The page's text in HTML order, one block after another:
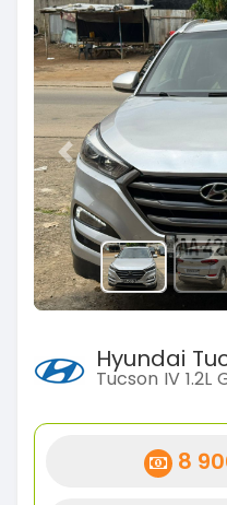
Previous
Hyundai
Tucson IV 1.2L
8